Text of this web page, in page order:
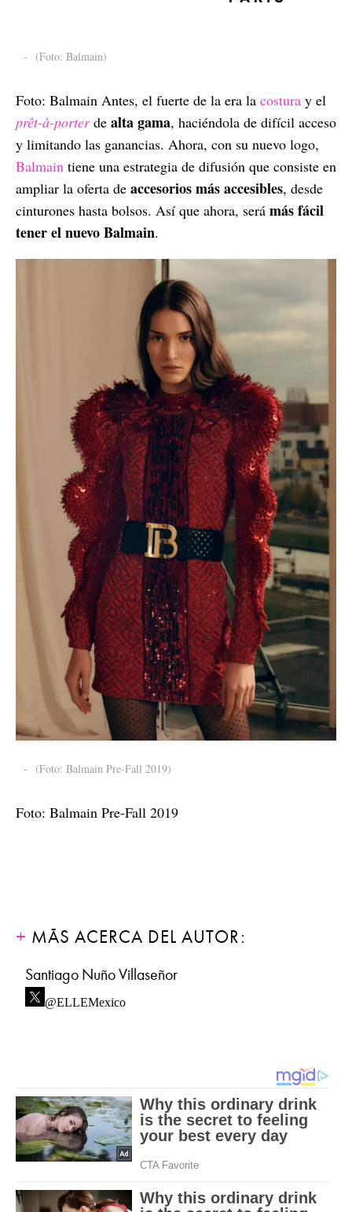
- (Foto: Balmain)
Foto: Balmain Antes, el fuerte de la era la costura y el
prêt-à-porter de alta gama, haciéndola de difícil acceso
y limitando las ganancias. Ahora, con su nuevo logo,
Balmain tiene una estrategia de difusión que consiste en
ampliar la oferta de accesorios más accesibles, desde
cinturones hasta bolsos. Así que ahora, será más fácil
tener el nuevo Balmain.
- (Foto: Balmain Pre-Fall 2019)
Foto: Balmain Pre-Fall 2019
MÁS ACERCA DEL AUTOR:
Santiago Nuño Villaseñor
@ELLEMexico